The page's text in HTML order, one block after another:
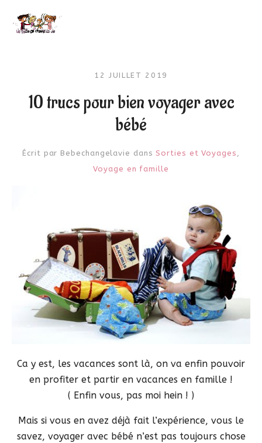
12 JUILLET 2019
10 trucs pour bien voyager avec
bébé
Écrit par Bebechangelavie dansSorties et Voyages ,
Voyage en famille
Ca y est, les vacances sont là, on va enfin pouvoir
en profiter et partir en vacances en famille !
( Enfin vous, pas moi hein ! )
Mais si vous en avez déjà fait l’expérience, vous le
savez, voyager avec bébé n’est pas toujours chose